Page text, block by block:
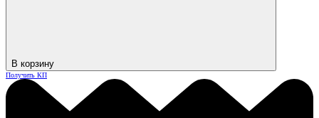
В корзину
Получить КП